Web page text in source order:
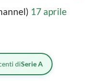
17 aprile
diSerie A